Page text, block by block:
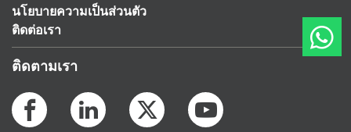
นโยบายความเป็นส่วนตัว
ติดต่อเรา
ติดตามเรา